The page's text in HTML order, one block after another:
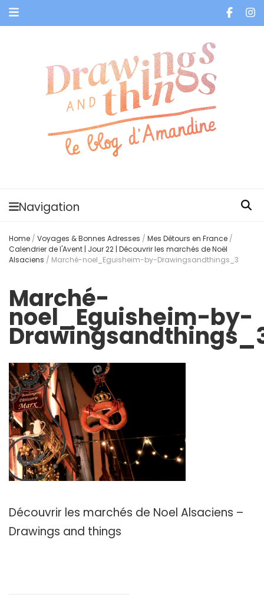
Navigation
Home / Voyages & Bonnes Adresses / Mes Détours en France /
Calendrier de l'Avent | Jour 22 | Découvrir les marchés de Noël
Alsaciens / Marché-noel_Eguisheim-by-Drawingsandthings_3
Marché-
noel_Eguisheim-by-
Découvrir les marchés de Noel Alsaciens –
Drawings and things